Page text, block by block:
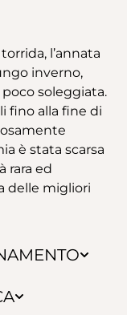
l’annata
inverno,
soleggiata.
fino alla fine di
è stata scarsa
rara ed
delle migliori